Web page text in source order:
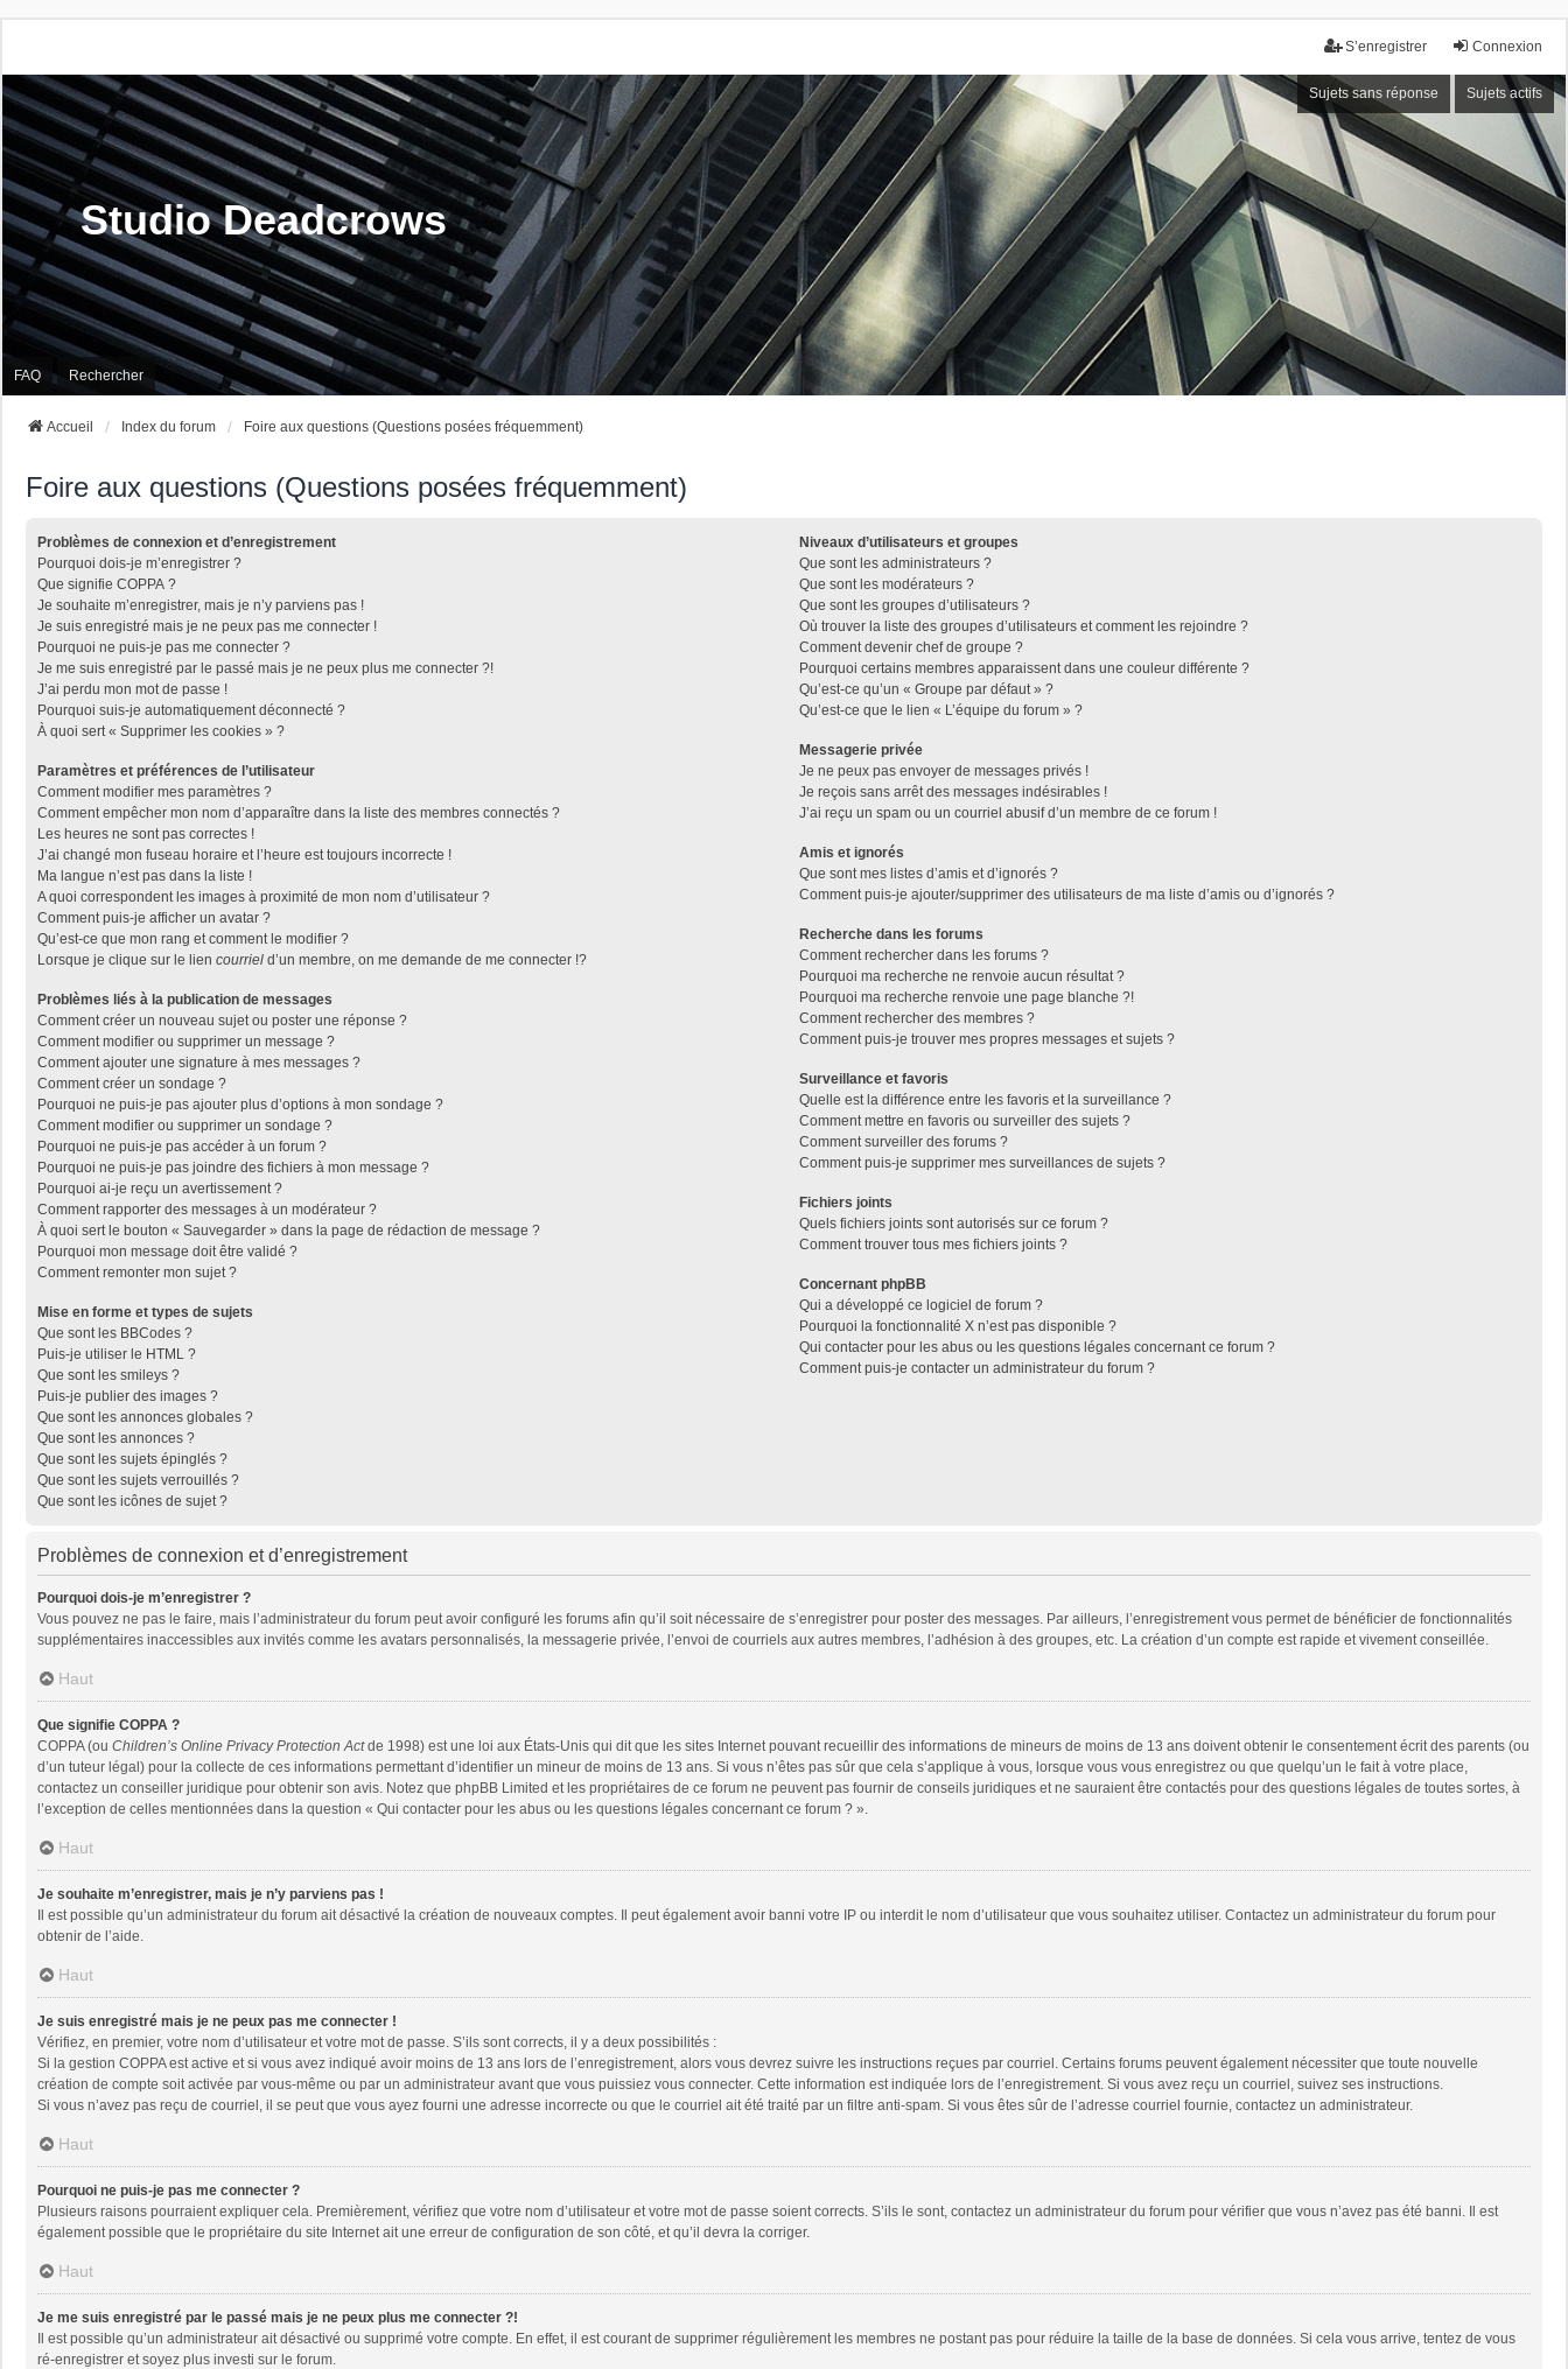
Connexion
S’enregistrer
Sujets sans réponse Sujets actifs
Studio Deadcrows
FAQ Rechercher
Accueil Index du forum Foire aux questions (Questions posées fréquemment)
Foire aux questions (Questions posées fréquemment)
Problèmes de connexion et d’enregistrement
Pourquoi dois-je m’enregistrer ?
Que signifie COPPA ?
Je souhaite m’enregistrer, mais je n’y parviens pas !
Je suis enregistré mais je ne peux pas me connecter !
Pourquoi ne puis-je pas me connecter ?
Je me suis enregistré par le passé mais je ne peux plus me connecter ?!
J’ai perdu mon mot de passe !
Pourquoi suis-je automatiquement déconnecté ?
À quoi sert « Supprimer les cookies » ?
Paramètres et préférences de l’utilisateur
Comment modifier mes paramètres ?
Comment empêcher mon nom d’apparaître dans la liste des membres connectés ?
Les heures ne sont pas correctes !
J’ai changé mon fuseau horaire et l’heure est toujours incorrecte !
Ma langue n’est pas dans la liste !
A quoi correspondent les images à proximité de mon nom d’utilisateur ?
Comment puis-je afficher un avatar ?
Qu’est-ce que mon rang et comment le modifier ?
Lorsque je clique sur le lien courriel d’un membre, on me demande de me connecter !?
Problèmes liés à la publication de messages
Comment créer un nouveau sujet ou poster une réponse ?
Comment modifier ou supprimer un message ?
Comment ajouter une signature à mes messages ?
Comment créer un sondage ?
Pourquoi ne puis-je pas ajouter plus d’options à mon sondage ?
Comment modifier ou supprimer un sondage ?
Pourquoi ne puis-je pas accéder à un forum ?
Pourquoi ne puis-je pas joindre des fichiers à mon message ?
Pourquoi ai-je reçu un avertissement ?
Comment rapporter des messages à un modérateur ?
À quoi sert le bouton « Sauvegarder » dans la page de rédaction de message ?
Pourquoi mon message doit être validé ?
Comment remonter mon sujet ?
Mise en forme et types de sujets
Que sont les BBCodes ?
Puis-je utiliser le HTML ?
Que sont les smileys ?
Puis-je publier des images ?
Que sont les annonces globales ?
Que sont les annonces ?
Que sont les sujets épinglés ?
Que sont les sujets verrouillés ?
Que sont les icônes de sujet ?
Niveaux d’utilisateurs et groupes
Que sont les administrateurs ?
Que sont les modérateurs ?
Que sont les groupes d’utilisateurs ?
Où trouver la liste des groupes d’utilisateurs et comment les rejoindre ?
Comment devenir chef de groupe ?
Pourquoi certains membres apparaissent dans une couleur différente ?
Qu’est-ce qu’un « Groupe par défaut » ?
Qu’est-ce que le lien « L’équipe du forum » ?
Messagerie privée
Je ne peux pas envoyer de messages privés !
Je reçois sans arrêt des messages indésirables !
J’ai reçu un spam ou un courriel abusif d’un membre de ce forum !
Amis et ignorés
Que sont mes listes d’amis et d’ignorés ?
Comment puis-je ajouter/supprimer des utilisateurs de ma liste d’amis ou d’ignorés ?
Recherche dans les forums
Comment rechercher dans les forums ?
Pourquoi ma recherche ne renvoie aucun résultat ?
Pourquoi ma recherche renvoie une page blanche ?!
Comment rechercher des membres ?
Comment puis-je trouver mes propres messages et sujets ?
Surveillance et favoris
Quelle est la différence entre les favoris et la surveillance ?
Comment mettre en favoris ou surveiller des sujets ?
Comment surveiller des forums ?
Comment puis-je supprimer mes surveillances de sujets ?
Fichiers joints
Quels fichiers joints sont autorisés sur ce forum ?
Comment trouver tous mes fichiers joints ?
Concernant phpBB
Qui a développé ce logiciel de forum ?
Pourquoi la fonctionnalité X n’est pas disponible ?
Qui contacter pour les abus ou les questions légales concernant ce forum ?
Comment puis-je contacter un administrateur du forum ?
Problèmes de connexion et d’enregistrement
Pourquoi dois-je m’enregistrer ?
Vous pouvez ne pas le faire, mais l’administrateur du forum peut avoir configuré les forums afin qu’il soit nécessaire de s’enregistrer pour poster des messages. Par ailleurs, l’enregistrement vous permet de bénéficier de fonctionnalités
supplémentaires inaccessibles aux invités comme les avatars personnalisés, la messagerie privée, l’envoi de courriels aux autres membres, l’adhésion à des groupes, etc. La création d’un compte est rapide et vivement conseillée.
Haut
Que signifie COPPA ?
COPPA (ou Children’s Online Privacy Protection Actde 1998) est une loi aux États-Unis qui dit que les sites Internet pouvant recueillir des informations de mineurs de moins de 13 ans doivent obtenir le consentement écrit des parents (ou
d’un tuteur légal) pour la collecte de ces informations permettant d’identifier un mineur de moins de 13 ans. Si vous n’êtes pas sûr que cela s’applique à vous, lorsque vous vous enregistrez ou que quelqu’un le fait à votre place,
contactez un conseiller juridique pour obtenir son avis. Notez que phpBB Limited et les propriétaires de ce forum ne peuvent pas fournir de conseils juridiques et ne sauraient être contactés pour des questions légales de toutes sortes, à
l’exception de celles mentionnées dans la question « Qui contacter pour les abus ou les questions légales concernant ce forum ? ».
Haut
Je souhaite m’enregistrer, mais je n’y parviens pas !
Il est possible qu’un administrateur du forum ait désactivé la création de nouveaux comptes. Il peut également avoir banni votre IP ou interdit le nom d’utilisateur que vous souhaitez utiliser. Contactez un administrateur du forum pour
obtenir de l’aide.
Haut
Je suis enregistré mais je ne peux pas me connecter !
Vérifiez, en premier, votre nom d’utilisateur et votre mot de passe. S’ils sont corrects, il y a deux possibilités :
Si la gestion COPPA est active et si vous avez indiqué avoir moins de 13 ans lors de l’enregistrement, alors vous devrez suivre les instructions reçues par courriel. Certains forums peuvent également nécessiter que toute nouvelle
création de compte soit activée par vous-même ou par un administrateur avant que vous puissiez vous connecter. Cette information est indiquée lors de l’enregistrement. Si vous avez reçu un courriel, suivez ses instructions.
Si vous n’avez pas reçu de courriel, il se peut que vous ayez fourni une adresse incorrecte ou que le courriel ait été traité par un filtre anti-spam. Si vous êtes sûr de l’adresse courriel fournie, contactez un administrateur.
Haut
Pourquoi ne puis-je pas me connecter ?
Plusieurs raisons pourraient expliquer cela. Premièrement, vérifiez que votre nom d’utilisateur et votre mot de passe soient corrects. S’ils le sont, contactez un administrateur du forum pour vérifier que vous n’avez pas été banni. Il est
également possible que le propriétaire du site Internet ait une erreur de configuration de son côté, et qu’il devra la corriger.
Haut
Je me suis enregistré par le passé mais je ne peux plus me connecter ?!
Il est possible qu’un administrateur ait désactivé ou supprimé votre compte. En effet, il est courant de supprimer régulièrement les membres ne postant pas pour réduire la taille de la base de données. Si cela vous arrive, tentez de vous
ré-enregistrer et soyez plus investi sur le forum.